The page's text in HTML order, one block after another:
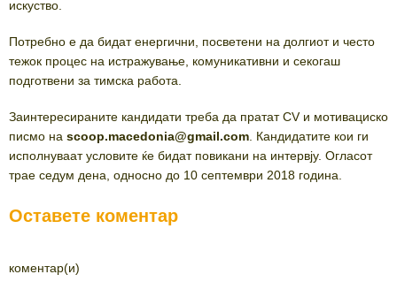
искуство.
Потребно е да бидат енергични, посветени на долгиот и често
тежок процес на истражување, комуникативни и секогаш
подготвени за тимска работа.
Заинтересираните кандидати треба да пратат CV и мотивациско
писмо на scoop.macedonia@gmail.com . Кандидатите кои ги
исполнуваат условите ќе бидат повикани на интервју. Огласот
трае седум дена, односно до 10 септември 2018 година.
Оставете коментар
коментар(и)